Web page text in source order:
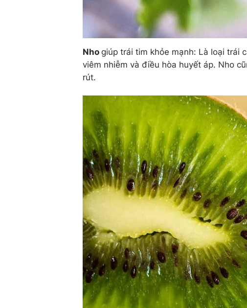
Nho giúp trái tim khỏe mạnh: Là loại trái
viêm nhiễm và điều hòa huyết áp. Nho
rút.